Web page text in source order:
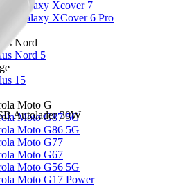
Galaxy Xcover 7
Galaxy XCover 6 Pro
Nord
Nord 5
15
Moto G
Moto G87 5G
Moto G86 5G
Moto G77
Moto G67
Moto G56 5G
Moto G17 Power
Autolader 30W